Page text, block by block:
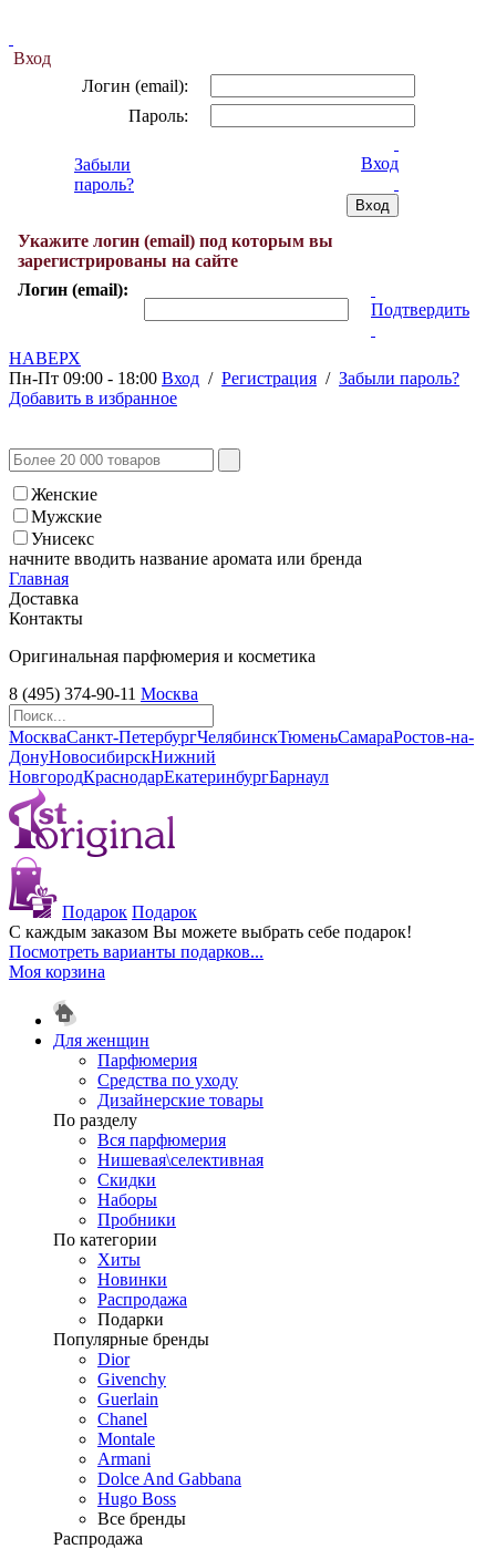
Вход
Логин (email):
Пароль:
Забыли
пароль?
Вход
Укажите логин (email) под которым вы
зарегистрированы на сайте
Логин (email):
Подтвердить
НАВЕРХ
Пн-Пт 09:00 - 18:00 Вход / Регистрация / Забыли пароль?
Добавить в избранное
Женские
Мужские
Унисекс
начните вводить название аромата или бренда
Главная
Доставка
Контакты
Оригинальная парфюмерия и косметика
8 (495) 374-90-11 Москва
МоскваСанкт-ПетербургЧелябинскТюменьСамараРостов-на-
ДонуНовосибирскНижний
НовгородКраснодарЕкатеринбургБарнаул
Подарок Подарок
С каждым заказом Вы можете выбрать себе подарок!
Посмотреть варианты подарков...
Моя корзина
Для женщин
Парфюмерия
Средства по уходу
Дизайнерские товары
По разделу
Вся парфюмерия
Нишевая\селективная
Скидки
Наборы
Пробники
По категории
Хиты
Новинки
Распродажа
Подарки
Популярные бренды
Dior
Givenchy
Guerlain
Chanel
Montale
Armani
Dolce And Gabbana
Hugo Boss
Все бренды
Распродажа